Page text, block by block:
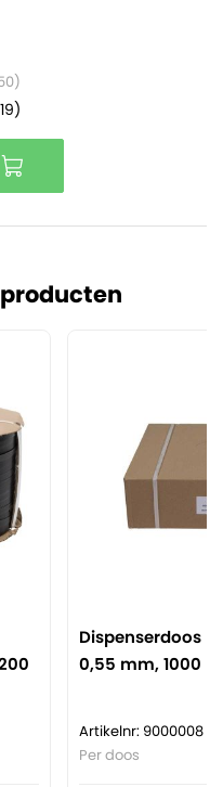
Dispenserdoos
0,55 mm, 1000
Artikelnr: 9000008
Per doos